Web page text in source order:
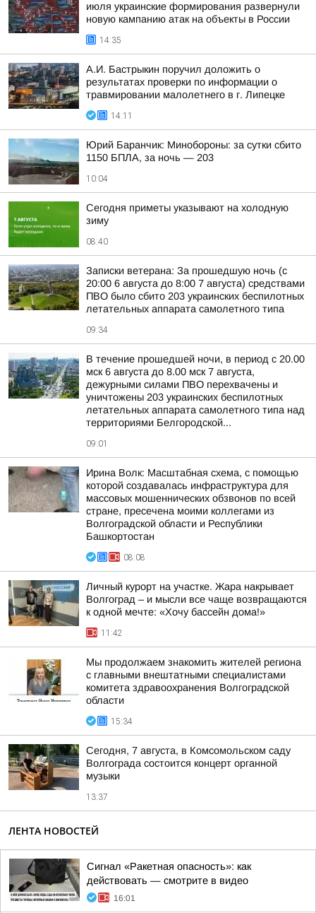
июля украинские формирования развернули
новую кампанию атак на объекты в России
14:35
А.И. Бастрыкин поручил доложить о
результатах проверки по информации о
травмировании малолетнего в г. Липецке
14:11
Юрий Баранчик: Минобороны: за сутки сбито
1150 БПЛА, за ночь — 203
10:04
Сегодня приметы указывают на холодную
зиму
08:40
Записки ветерана: За прошедшую ночь (с
20:00 6 августа до 8:00 7 августа) средствами
ПВО было сбито 203 украинских беспилотных
летательных аппарата самолетного типа
09:34
В течение прошедшей ночи, в период с 20.00
мск 6 августа до 8.00 мск 7 августа,
дежурными силами ПВО перехвачены и
уничтожены 203 украинских беспилотных
летательных аппарата самолетного типа над
территориями Белгородской...
09:01
Ирина Волк: Масштабная схема, с помощью
которой создавалась инфраструктура для
массовых мошеннических обзвонов по всей
стране, пресечена моими коллегами из
Волгоградской области и Республики
Башкортостан
08:08
Личный курорт на участке. Жара накрывает
Волгоград – и мысли все чаще возвращаются
к одной мечте: «Хочу бассейн дома!»
11:42
Мы продолжаем знакомить жителей региона
с главными внештатными специалистами
комитета здравоохранения Волгоградской
области
15:34
Сегодня, 7 августа, в Комсомольском саду
Волгограда состоится концерт органной
музыки
13:37
ЛЕНТА НОВОСТЕЙ
Сигнал «Ракетная опасность»: как
действовать — смотрите в видео
16:01